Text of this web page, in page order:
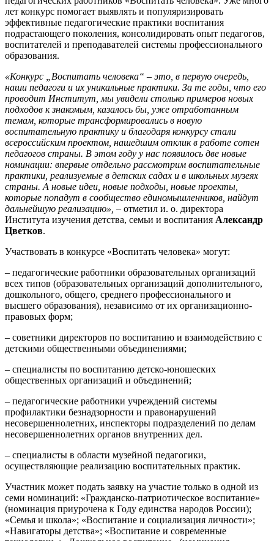
лет конкурс помогает выявлять и популяризировать
эффективные педагогические практики воспитания
подрастающего поколения, консолидировать опыт педагогов,
воспитателей и преподавателей системы профессионального
образования.
«Конкурс „Воспитать человека“ – это, в первую очередь,
наши педагоги и их уникальные практики. За те годы, что его
проводит Институт, мы увидели столько примеров новых
подходов к знакомым, казалось бы, уже отработанным
темам, которые трансформировались в новую
воспитательную практику и благодаря конкурсу стали
всероссийским проектом, нашедшим отклик в работе сотен
педагогов страны. В этом году у нас появилось две новые
номинации: впервые отдельно рассмотрим воспитательные
практики, реализуемые в детских садах и в школьных музеях
страны. А новые идеи, новые подходы, новые проекты,
которые попадут в сообщество единомышленников, найдут
дальнейшую реализацию», – отметил и. о. директора
Института изучения детства, семьи и воспитания Александр
Цветков.
Участвовать в конкурсе «Воспитать человека» могут:
– педагогические работники образовательных организаций
всех типов (образовательных организаций дополнительного,
дошкольного, общего, среднего профессионального и
высшего образования), независимо от их организационно-
правовых форм;
– советники директоров по воспитанию и взаимодействию с
детскими общественными объединениями;
– специалисты по воспитанию детско-юношеских
общественных организаций и объединений;
– педагогические работники учреждений системы
профилактики безнадзорности и правонарушений
несовершеннолетних, инспекторы подразделений по делам
несовершеннолетних органов внутренних дел.
– специалисты в области музейной педагогики,
осуществляющие реализацию воспитательных практик.
Участник может подать заявку на участие только в одной из
семи номинаций: «Гражданско-патриотическое воспитание»
(номинация приурочена к Году единства народов России);
«Семья и школа»; «Воспитание и социализация личности»;
«Навигаторы детства»; «Воспитание и современные